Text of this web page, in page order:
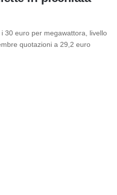
30 euro per megawattora, livello
quotazioni a 29,2 euro